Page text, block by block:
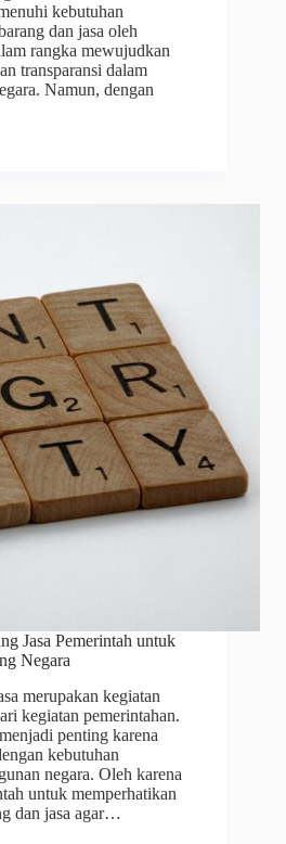
kebutuhan
dan jasa oleh
rangka mewujudkan
transparansi dalam
Namun, dengan
Jasa Pemerintah untuk
Negara
merupakan kegiatan
kegiatan pemerintahan.
penting karena
kebutuhan
negara. Oleh karena
untuk memperhatikan
dan jasa agar…